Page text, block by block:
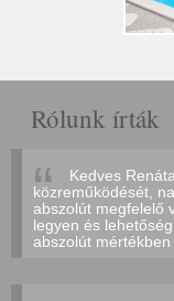
Rólunk írták
Kedves
közreműködését,
abszolút megfelelő
legyen és
abszolút